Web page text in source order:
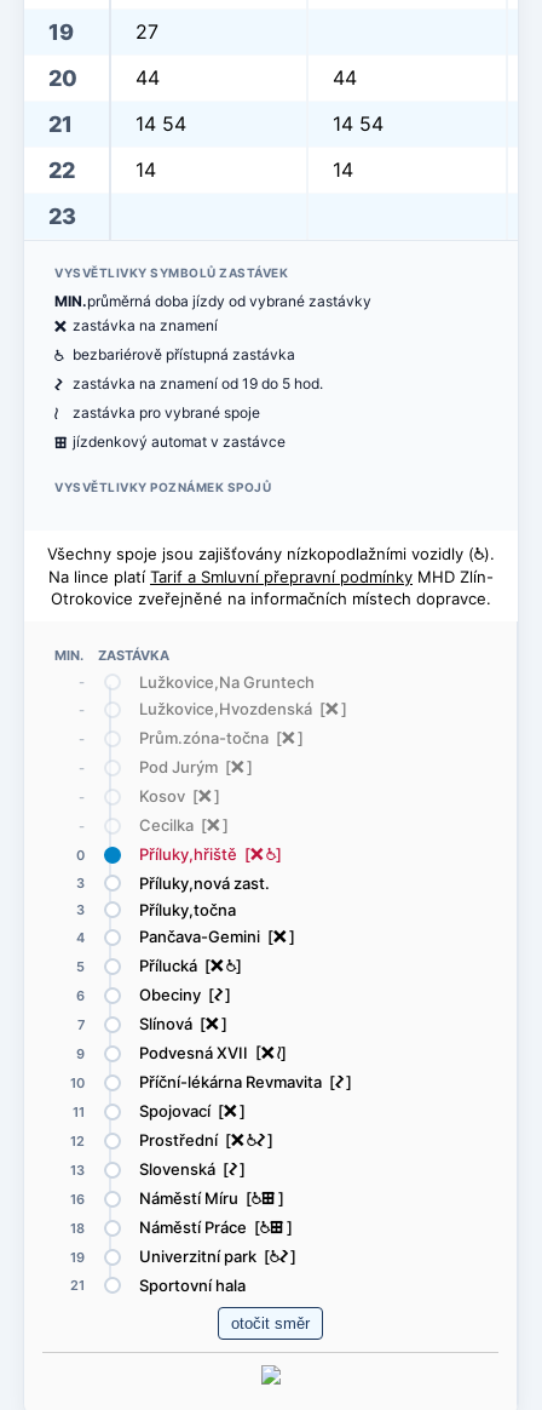
MIN. ZASTÁVKA
-
Lužkovice,Na Gruntech
- Lužkovice,Hvozdenská [ë]
- Prům.zóna-točna [ë]
- Pod Jurým [ë]
- Kosov [ë]
- Cecilka [ë]
0 Příluky,hřiště [ë@]
3 Příluky,nová zast.
3 Příluky,točna
4 Pančava-Gemini [ë]
5 Přílucká [ë@]
6 Obeciny [ó]
7 Slínová [ë]
9 Podvesná XVII [ë<]
10 Příční-lékárna Revmavita [ó]
11 Spojovací [ë]
12 Prostřední [ë@ó]
13 Slovenská [ó]
16 Náměstí Míru [@æ]
18 Náměstí Práce [@æ]
19 Univerzitní park [@ó]
21 Sportovní hala
19 27
20 44 44
21 14 54 14 54
22 14 14
23
VYSVĚTLIVKY SYMBOLŮ ZASTÁVEK
MIN.průměrná doba jízdy od vybrané zastávky
ë zastávka na znamení
@ bezbariérově přístupná zastávka
ó zastávka na znamení od 19 do 5 hod.
< zastávka pro vybrané spoje
æ jízdenkový automat v zastávce
VYSVĚTLIVKY POZNÁMEK SPOJŮ
Všechny spoje jsou zajišťovány nízkopodlažními vozidly (@).
Na lince platí Tarif a Smluvní přepravní podmínky MHD Zlín-
Otrokovice zveřejněné na informačních místech dopravce.